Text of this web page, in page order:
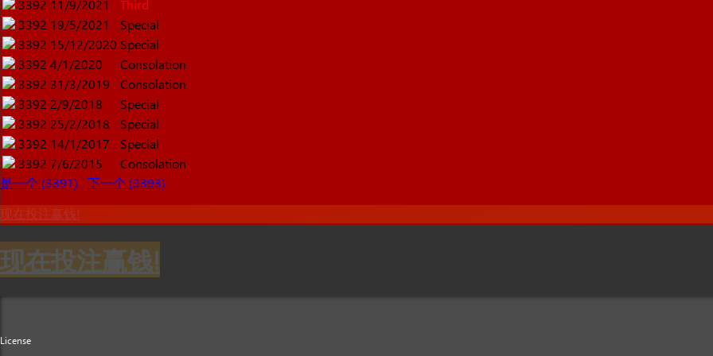
3392 11/9/2021
Third
3392 19/5/2021
Special
3392 15/12/2020 Special
3392 4/1/2020
Consolation
3392 31/3/2019
Consolation
3392 2/9/2018
Special
3392 25/2/2018
Special
3392 14/1/2017
Special
3392 7/6/2015
Consolation
是一个 (3391)
下一个 (3393)
现在投注赢钱!
现在投注赢钱!
License